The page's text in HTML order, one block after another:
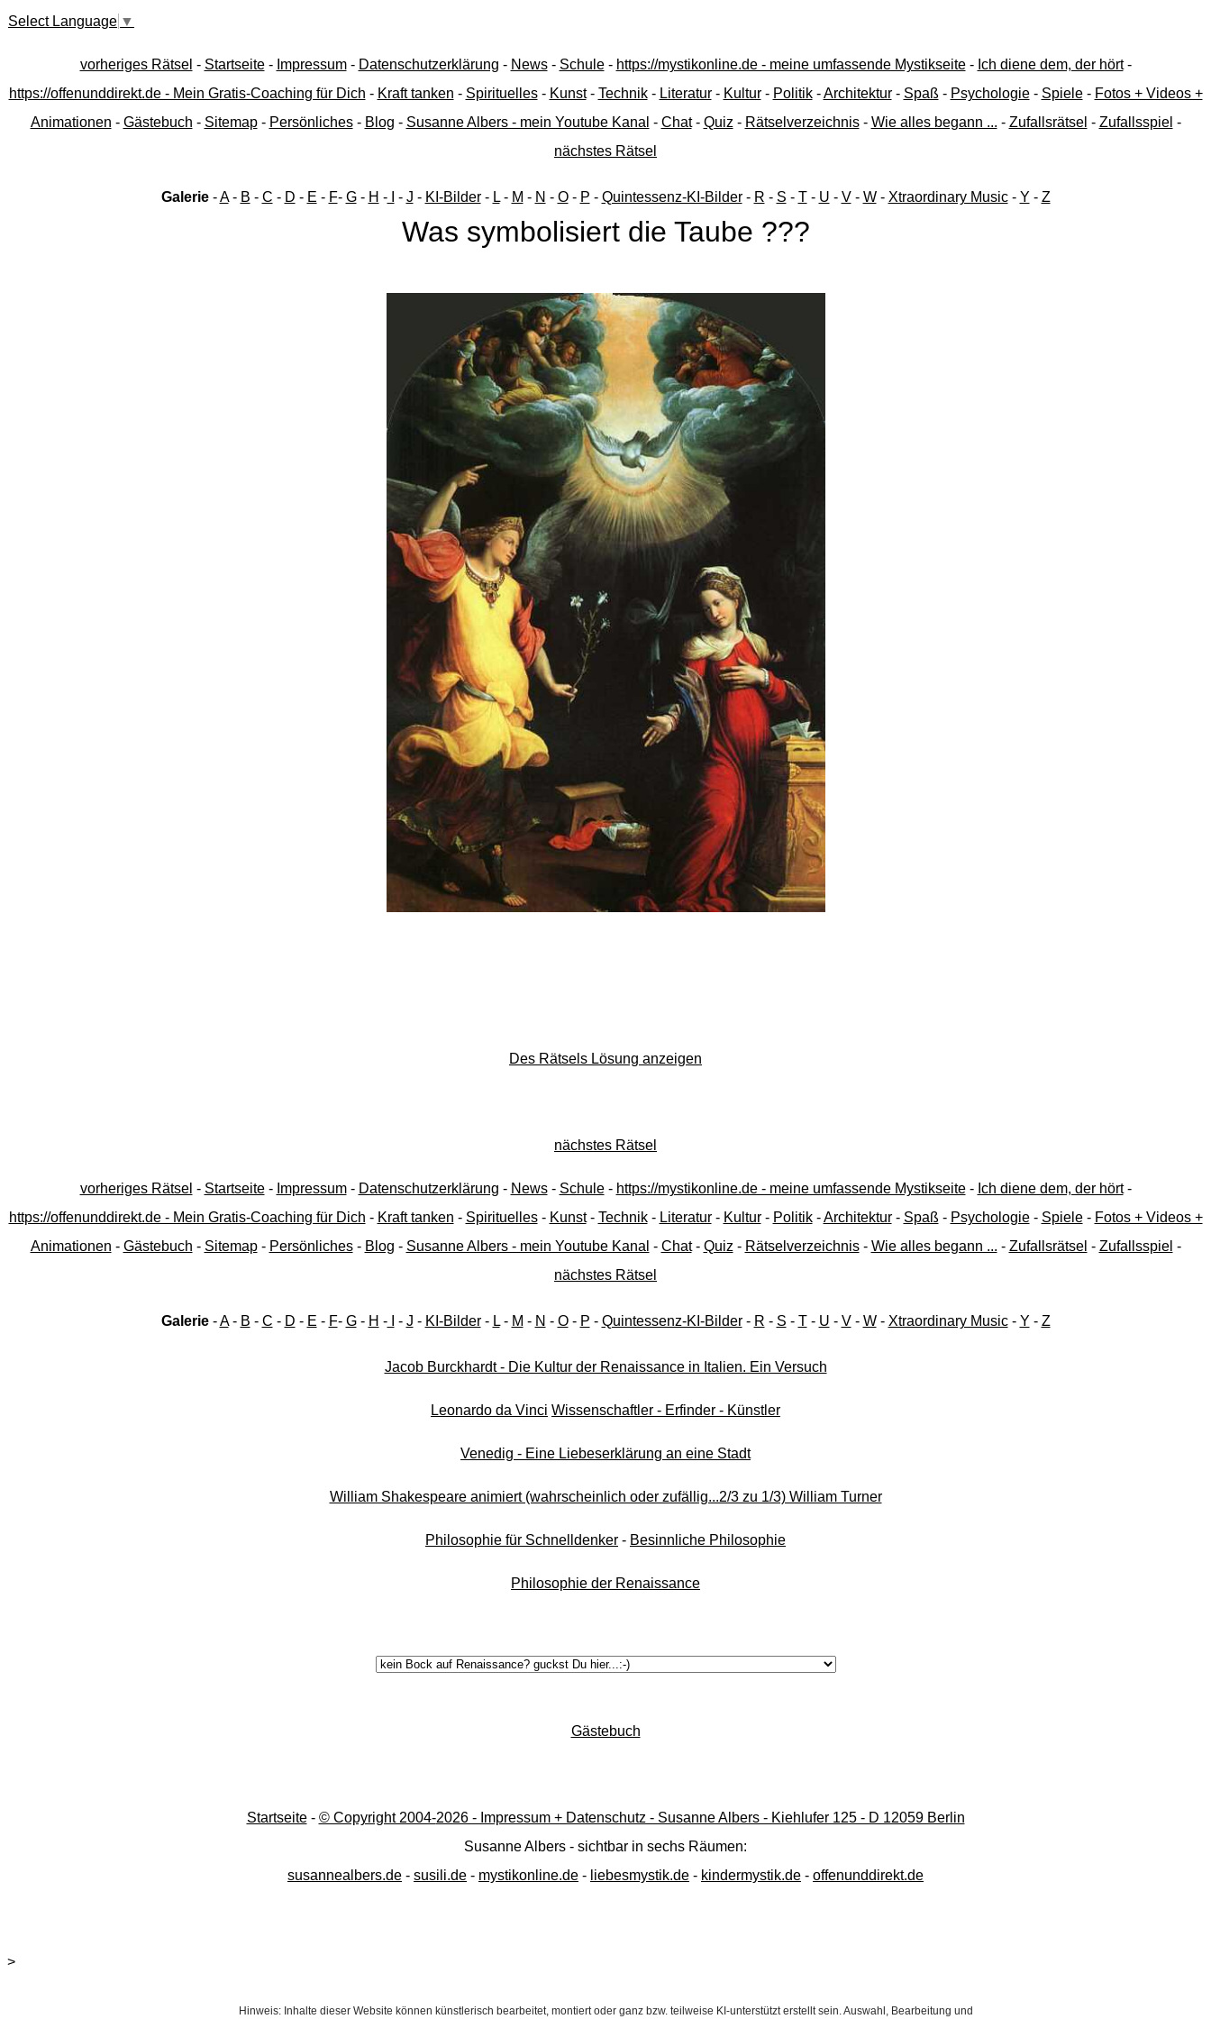
Select Language ▼
vorheriges Rätsel - Startseite- Impressum- Datenschutzerklärung - News- Schule- https://mystikonline.de - meine umfassende Mystikseite- Ich diene dem, der hört-
https://offenunddirekt.de - Mein Gratis-Coaching für Dich - Kraft tanken - Spirituelles- Kunst- Technik- Literatur- Kultur- Politik-Architektur- Spaß - Psychologie- Spiele- Fotos + Videos +
Animationen - Gästebuch - Sitemap- Persönliches- Blog - Susanne Albers - mein Youtube Kanal - Chat- Quiz - Rätselverzeichnis- Wie alles begann ... - Zufallsrätsel - Zufallsspiel -
nächstes Rätsel
Galerie-A- B - C - D - E - F- G- H -I - J - KI-Bilder- L- M - N - O- P - Quintessenz-KI-Bilder- R - S - T- U - V- W- Xtraordinary Music- Y - Z
Was symbolisiert die Taube ???
Des Rätsels Lösung anzeigen
nächstes Rätsel
vorheriges Rätsel - Startseite- Impressum- Datenschutzerklärung - News- Schule- https://mystikonline.de - meine umfassende Mystikseite- Ich diene dem, der hört-
https://offenunddirekt.de - Mein Gratis-Coaching für Dich - Kraft tanken - Spirituelles- Kunst- Technik- Literatur- Kultur- Politik-Architektur- Spaß - Psychologie- Spiele- Fotos + Videos +
Animationen - Gästebuch - Sitemap- Persönliches- Blog - Susanne Albers - mein Youtube Kanal - Chat- Quiz - Rätselverzeichnis- Wie alles begann ... - Zufallsrätsel - Zufallsspiel -
nächstes Rätsel
Galerie-A- B - C - D - E - F- G- H -I - J - KI-Bilder- L- M - N - O- P - Quintessenz-KI-Bilder- R - S - T- U - V- W- Xtraordinary Music- Y - Z
Jacob Burckhardt - Die Kultur der Renaissance in Italien. Ein Versuch
Leonardo da Vinci Wissenschaftler - Erfinder - Künstler
Venedig - Eine Liebeserklärung an eine Stadt
William Shakespeare animiert (wahrscheinlich oder zufällig...2/3 zu 1/3) William Turner
Philosophie für Schnelldenker - Besinnliche Philosophie
Philosophie der Renaissance
Gästebuch
Startseite- © Copyright 2004-2026 - Impressum + Datenschutz - Susanne Albers - Kiehlufer 125 - D 12059 Berlin
Susanne Albers - sichtbar in sechs Räumen:
susannealbers.de - susili.de - mystikonline.de - liebesmystik.de - kindermystik.de - offenunddirekt.de
>
Hinweis: Inhalte dieser Website können künstlerisch bearbeitet, montiert oder ganz bzw. teilweise KI-unterstützt erstellt sein. Auswahl, Bearbeitung und